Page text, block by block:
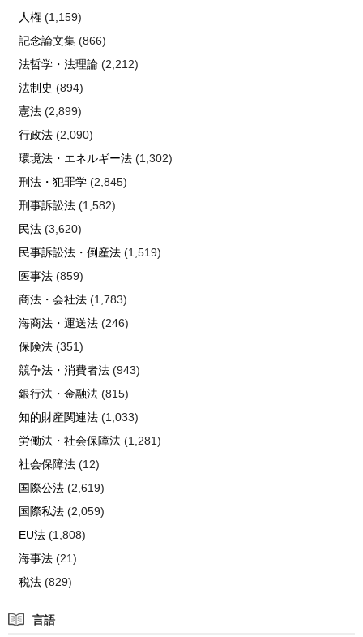
人権(1,159)
記念論文集(866)
法哲学・法理論(2,212)
法制史 (894)
憲法(2,899)
行政法(2,090)
環境法・エネルギー法(1,302)
刑法・犯罪学(2,845)
刑事訴訟法(1,582)
民法(3,620)
民事訴訟法・倒産法(1,519)
医事法(859)
商法・会社法(1,783)
海商法・運送法(246)
保険法(351)
競争法・消費者法(943)
銀行法・金融法(815)
知的財産関連法(1,033)
労働法・社会保障法(1,281)
社会保障法(12)
国際公法(2,619)
国際私法(2,059)
EU法(1,808)
海事法(21)
税法(829)
言語